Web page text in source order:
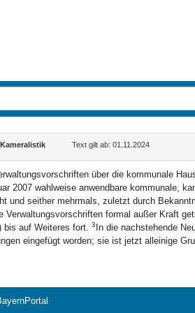
Text gilt ab: 01.11.2024
über die kommunale
2007 wahlweise anwendbare kommunale,
und seither mehrmals, zuletzt durch
Verwaltungsvorschriften formal außer Kraft
bis auf Weiteres fort. 3 In die nachstehende
eingefügt worden; sie ist jetzt alleinige